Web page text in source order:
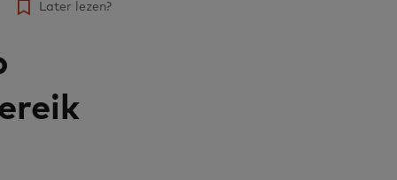
Later lezen?